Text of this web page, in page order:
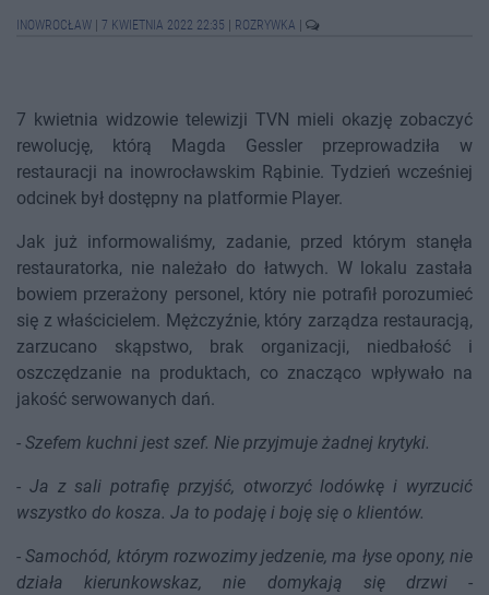
INOWROCŁAW 7 KWIETNIA 2022 22:35 ROZRYWKA
7 kwietnia widzowie telewizji TVN mieli okazję zobaczyć
rewolucję, którą Magda Gessler przeprowadziła w
restauracji na inowrocławskim Rąbinie. Tydzień wcześniej
odcinek był dostępny na platformie Player.
Jak już informowaliśmy, zadanie, przed którym stanęła
restauratorka, nie należało do łatwych. W lokalu zastała
bowiem przerażony personel, który nie potrafił porozumieć
się z właścicielem. Mężczyźnie, który zarządza restauracją,
zarzucano skąpstwo, brak organizacji, niedbałość i
oszczędzanie na produktach, co znacząco wpływało na
jakość serwowanych dań.
- Szefem kuchni jest szef. Nie przyjmuje żadnej krytyki.
- Ja z sali potrafię przyjść, otworzyć lodówkę i wyrzucić
wszystko do kosza. Ja to podaję i boję się o klientów.
-Samochód, którym rozwozimy jedzenie, ma łyse opony, nie
działa kierunkowskaz, nie domykają się drzwi-